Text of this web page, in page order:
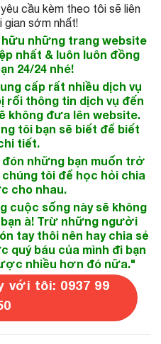
cầu kèm theo tôi sẽ liên
gian sớm nhất!
những trang website
nhất & luôn luôn đồng
24/24 nhé!
cấp rất nhiều dịch vụ
rối thông tin dịch vụ đến
không đưa lên website.
tôi bạn sẽ biết để biết
tiết.
những bạn muốn trở
tôi để học hỏi chia
cho nhau.
cuộc sống này sẽ không
à! Trừ những người
tay thôi nên hay chia sẻ
quý báu của mình đi bạn
nhiều hơn đó nữa."
với tôi: 0937 99